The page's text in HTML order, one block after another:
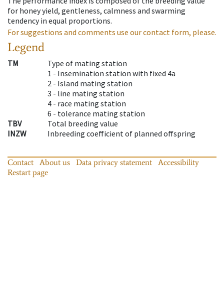
for honey yield, gentleness, calmness and swarming
tendency in equal proportions.
For suggestions and comments use our contact form, please.
Legend
TM
Type of mating station
1 - Insemination station with fixed 4a
2 - Island mating station
3 - line mating station
4 - race mating station
6 - tolerance mating station
TBV
Total breeding value
INZW
Inbreeding coefficient of planned offspring
Contact About us Data privacy statement
Accessibility
Restart page